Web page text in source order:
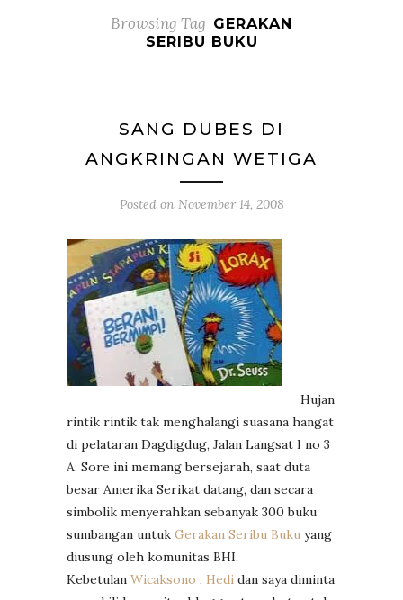
Browsing Tag GERAKAN
SERIBU BUKU
SANG DUBES DI
ANGKRINGAN WETIGA
Posted on November 14, 2008
Hujan
rintik rintik tak menghalangi suasana hangat
di pelataran Dagdigdug, Jalan Langsat I no 3
A. Sore ini memang bersejarah, saat duta
besar Amerika Serikat datang, dan secara
simbolik menyerahkan sebanyak 300 buku
sumbangan untuk Gerakan Seribu Buku yang
diusung oleh komunitas BHI.
Kebetulan Wicaksono , Hedi dan saya diminta